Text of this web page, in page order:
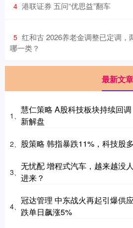
4 ​港联证券 五问“优思益”翻车
5 红和古 2026养老金调整已定调，
哪一类？
最新文章
1、
慧仁策略 A股科技板块持续回
新解盘
2、 股策略 韩指暴跌11%，科技股
3、
无忧配 增程式汽车，越来越没
进来？
4、
冠达管理 中东战火再起引爆供
跌单日飙涨5%